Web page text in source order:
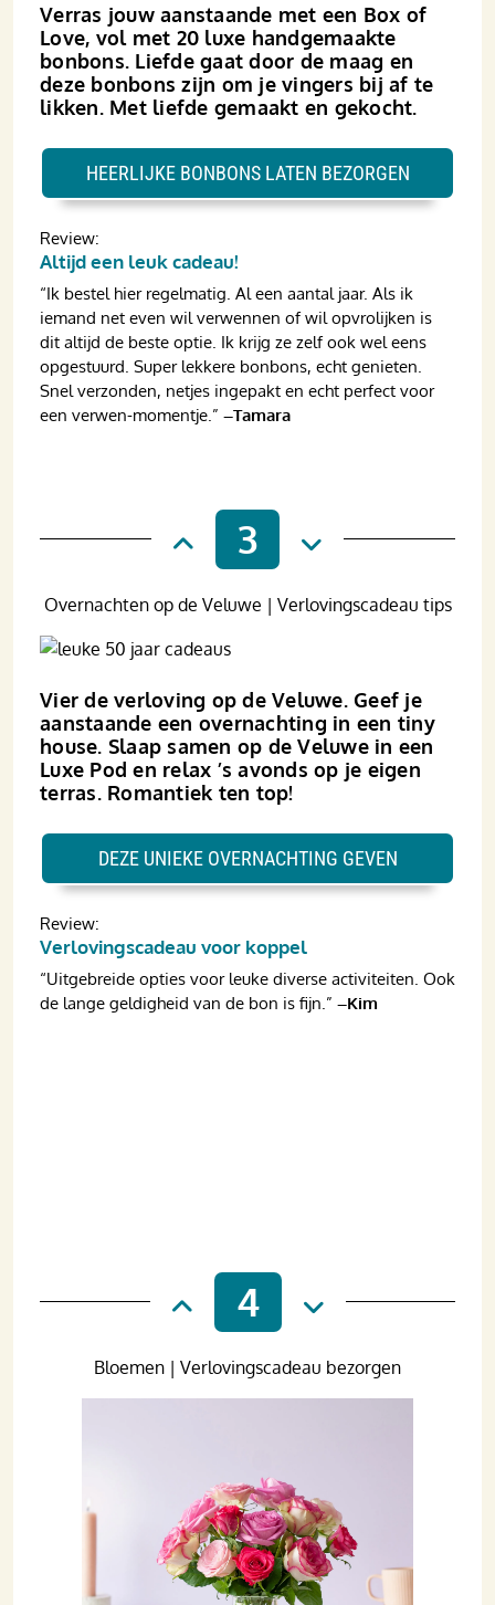
Verras jouw aanstaande met een Box of
Love, vol met 20 luxe handgemaakte
bonbons. Liefde gaat door de maag en
deze bonbons zijn om je vingers bij af te
likken. Met liefde gemaakt en gekocht.
Review:
Altijd een leuk cadeau!
“Ik bestel hier regelmatig. Al een aantal jaar. Als ik
iemand net even wil verwennen of wil opvrolijken is
dit altijd de beste optie. Ik krijg ze zelf ook wel eens
opgestuurd. Super lekkere bonbons, echt genieten.
Snel verzonden, netjes ingepakt en echt perfect voor
een verwen-momentje.” –Tamara
HEERLIJKE BONBONS LATEN BEZORGEN
3
Vier de verloving op de Veluwe. Geef je
aanstaande een over­nachting in een tiny
house. Slaap samen op de Veluwe in een
Luxe Pod en relax ’s avonds op je eigen
terras. Romantiek ten top!
Overnachten op de Veluwe | Verlovingscadeau tips
Review:
Verlovingscadeau voor koppel
“Uitgebreide opties voor leuke diverse activiteiten. Ook
de lange geldigheid van de bon is fijn.” –Kim
DEZE UNIEKE OVERNACHTING GEVEN
4
Bloemen | Verlovingscadeau bezorgen